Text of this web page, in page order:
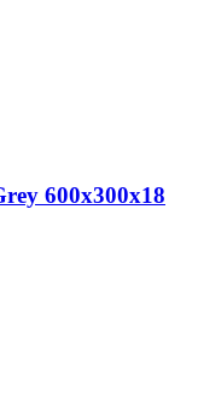
600x300x18